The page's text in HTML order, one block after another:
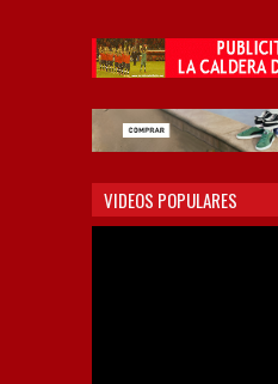
VIDEOS POPULARES